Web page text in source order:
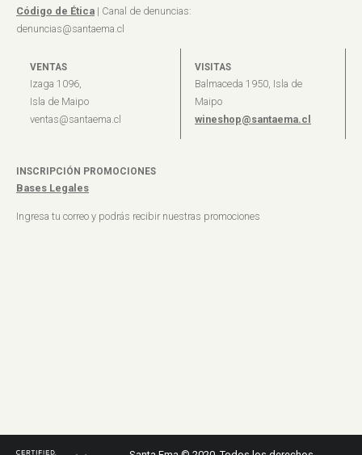
Código de Ética | Canal de denuncias:
denuncias@santaema.cl
VENTAS
Izaga 1096,
Isla de Maipo
ventas@santaema.cl
VISITAS
Balmaceda 1950, Isla de
Maipo
wineshop@santaema.cl
INSCRIPCIÓN PROMOCIONES
Bases Legales
Ingresa tu correo y podrás recibir nuestras promociones